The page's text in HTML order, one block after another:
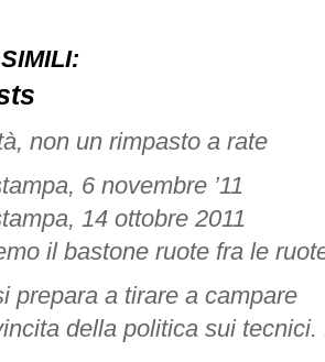
non un rimpasto a rate
6 novembre ’11
14 ottobre 2011
il bastone ruote fra le
prepara a tirare a campare
della politica sui